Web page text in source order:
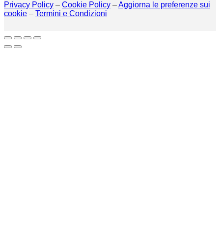
Privacy Policy – Cookie Policy –Aggiorna le preferenze sui
cookie – Termini e Condizioni